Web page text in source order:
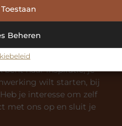
Beheren
over Samen-1.nl
blogs over diverse
bent naar inspiratie, je
wilt starten, bij
je interesse om zelf
met ons op en sluit je